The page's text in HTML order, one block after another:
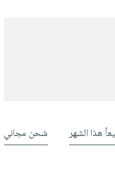
هذا الشهر شحن مجاني